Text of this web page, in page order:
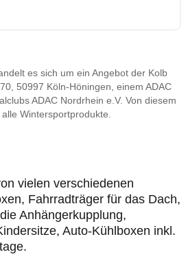
es sich um ein Angebot der Kolb
50997 Köln-Höningen, einem ADAC
ADAC Nordrhein e.V. Von diesem
Wintersportprodukte.
vielen verschiedenen
Fahrradträger für das Dach,
Anhängerkupplung,
Auto-Kühlboxen inkl.